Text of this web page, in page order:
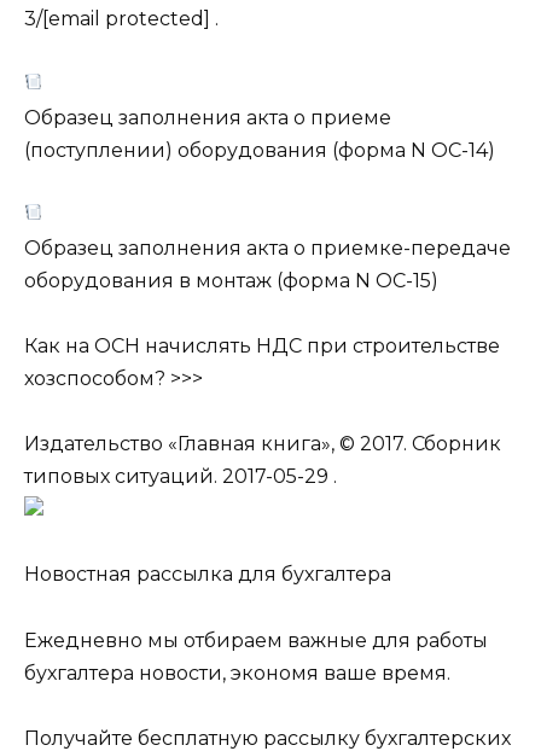
3/[email protected] .
Образец заполнения акта о приеме
(поступлении) оборудования (форма N ОС-14)
Образец заполнения акта о приемке-передаче
оборудования в монтаж (форма N ОС-15)
Как на ОСН начислять НДС при строительстве
хозспособом? >>>
Издательство «Главная книга», © 2017. Сборник
типовых ситуаций. 2017-05-29 .
Новостная рассылка для бухгалтера
Ежедневно мы отбираем важные для работы
бухгалтера новости, экономя ваше время.
Получайте бесплатную рассылку бухгалтерских